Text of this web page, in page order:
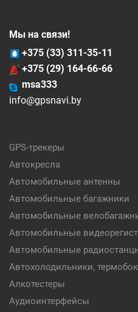
Мы на связи!
+375 (33) 311-35-11
+375 (29) 164-66-66
msa333
info@gpsnavi.by
GPS-трекеры
Автокресла
Автомобильные антенны
Автомобильные багажники
Автомобильные
Автомобильные
Автомобильные
Автохолодильники,
Алкотестеры
Аудиоинтерфейсы